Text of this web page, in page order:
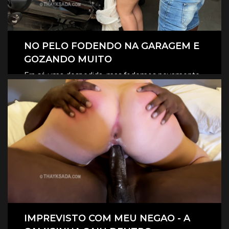
NO PELO FODENDO NA GARAGEM E
GOZANDO MUITO
Era só uma despedida, mas fodemos novamente
na garagem, e claro que foi no pelo, eles
revesaram gozar dentro de mim.
CLIQUE AQUI E ASSISTA
IMPREVISTO COM MEU NEGAO - A